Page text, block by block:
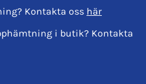
Kontakta oss här
i butik? Kontakta